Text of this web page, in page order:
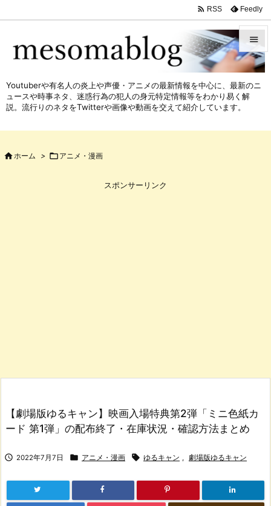



 RSS Feedly
Youtuberや有名人の炎上や声優・アニメの最新情報を中心に、最新のニ
ュースや時事ネタ、迷惑行為の犯人の身元特定情報等をわかり易く解
説。流行りのネタをTwitterや画像や動画を交えて紹介しています。
 ホーム >  アニメ・漫画
スポンサーリンク
【劇場版ゆるキャン】映画入場特典第2弾「ミニ色紙カ
ード 第1弾」の配布終了・在庫状況・確認方法まとめ
 2022年7月7日  アニメ・漫画  ゆるキャン , 劇場版ゆるキャン